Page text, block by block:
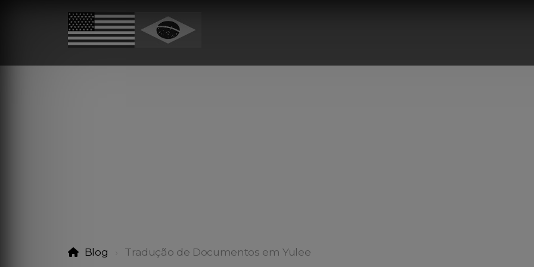
Blog Tradução de Documentos em Yulee